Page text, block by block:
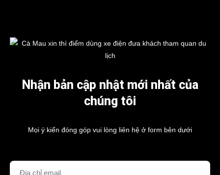
Nhận bản cập nhật mới nhất của
chúng tôi
Mọi ý kiến đóng góp vui lòng liên hệ ở form bên dưới